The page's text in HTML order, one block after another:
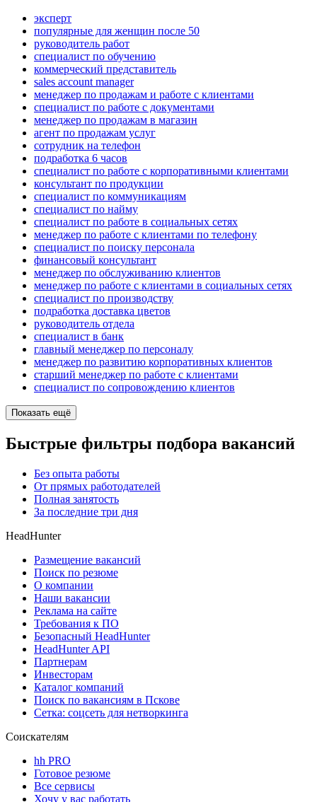
эксперт
популярные для женщин после 50
руководитель работ
специалист по обучению
коммерческий представитель
sales account manager
менеджер по продажам и работе с клиентами
специалист по работе с документами
менеджер по продажам в магазин
агент по продажам услуг
сотрудник на телефон
подработка 6 часов
специалист по работе с корпоративными клиентами
консультант по продукции
специалист по коммуникациям
специалист по найму
специалист по работе в социальных сетях
менеджер по работе с клиентами по телефону
специалист по поиску персонала
финансовый консультант
менеджер по обслуживанию клиентов
менеджер по работе с клиентами в социальных сетях
специалист по производству
подработка доставка цветов
руководитель отдела
специалист в банк
главный менеджер по персоналу
менеджер по развитию корпоративных клиентов
старший менеджер по работе с клиентами
специалист по сопровождению клиентов
Показать ещё
Быстрые фильтры подбора вакансий
Без опыта работы
От прямых работодателей
Полная занятость
За последние три дня
HeadHunter
Размещение вакансий
Поиск по резюме
О компании
Наши вакансии
Реклама на сайте
Требования к ПО
Безопасный HeadHunter
HeadHunter API
Партнерам
Инвесторам
Каталог компаний
Поиск по вакансиям в Пскове
Сетка: соцсеть для нетворкинга
Соискателям
hh PRO
Готовое резюме
Все сервисы
Хочу у вас работать